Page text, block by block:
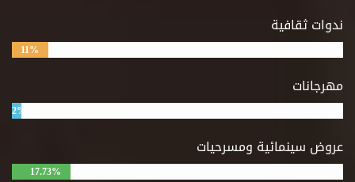
ندوات ثقافية
11%
مهرجانات
2%
عروض سينمائية ومسرحيات
17.73%